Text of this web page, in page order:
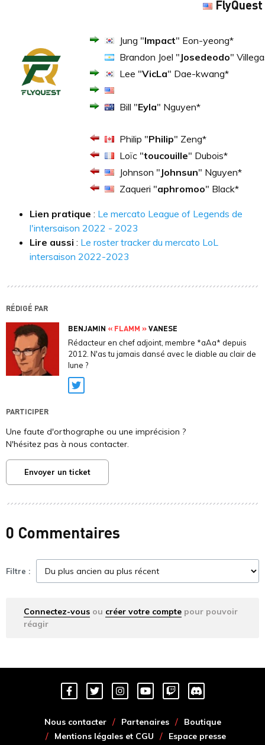
FlyQuest
Jung "Impact" Eon-yeong*
Brandon Joel " Josedeodo"
Lee "VicLa" Dae-kwang*
Bill "Eyla" Nguyen*
Philip "Philip" Zeng*
Loïc "toucouille" Dubois*
Johnson " Johnsun" Nguyen*
Zaqueri "aphromoo" Black*
Lien pratique : Le mercato League of Legends de
l'intersaison 2022 - 2023
Lire aussi : Le roster tracker du mercato LoL
intersaison 2022-2023
RÉDIGÉ PAR
BENJAMIN « FLAMM »VANESE
Rédacteur en chef adjoint, membre *aAa* depuis
2012. N'as tu jamais dansé avec le diable au clair de
lune ?
Twitter
PARTICIPER
Une faute d'orthographe ou une imprécision ?
N'hésitez pas à nous contacter.
Envoyer un ticket
0 Commentaires
Filtre :
Connectez-vous ou créer votre compte pour pouvoir
réagir
Nous contacter Partenaires
Boutique
Mentions légales et CGU
Espace presse